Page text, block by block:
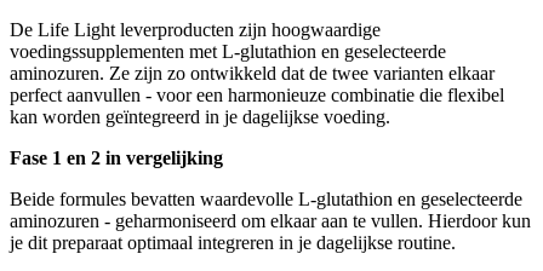
De Life Light leverproducten zijn hoogwaardige
voedingssupplementen met L-glutathion en geselecteerde
aminozuren. Ze zijn zo ontwikkeld dat de twee varianten elkaar
perfect aanvullen - voor een harmonieuze combinatie die flexibel
kan worden geïntegreerd in je dagelijkse voeding.
Fase 1 en 2 in vergelijking
Beide formules bevatten waardevolle L-glutathion en geselecteerde
aminozuren - geharmoniseerd om elkaar aan te vullen. Hierdoor kun
je dit preparaat optimaal integreren in je dagelijkse routine.